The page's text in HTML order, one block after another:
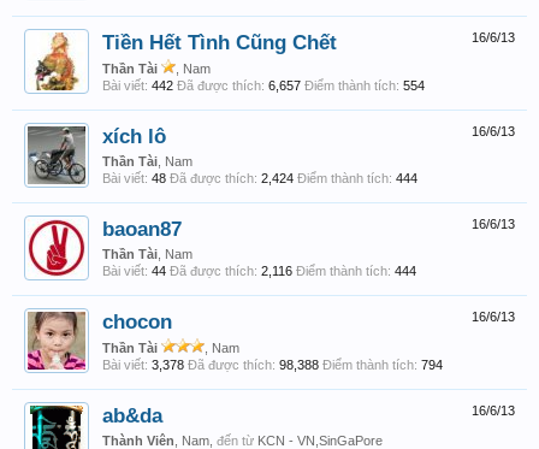
16/6/13
Tiền Hết Tình Cũng Chết
Thần Tài
, Nam
Bài viết: 442 Đã được thích: 6,657 Điểm thành tích: 554
16/6/13
xích lô
Thần Tài , Nam
Bài viết: 48 Đã được thích: 2,424 Điểm thành tích: 444
16/6/13
baoan87
Thần Tài , Nam
Bài viết: 44 Đã được thích: 2,116 Điểm thành tích: 444
16/6/13
chocon
Thần Tài
, Nam
Bài viết: 3,378 Đã được thích: 98,388 Điểm thành tích: 794
16/6/13
ab&da
Thành Viên , Nam, đến từ KCN - VN,SinGaPore